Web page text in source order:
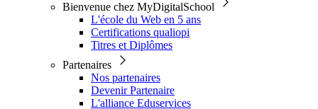
Bienvenue chez MyDigitalSchool
L'école du Web en 5 ans
Certifications qualiopi
Titres et Diplômes
Partenaires
Nos partenaires
Devenir Partenaire
L'alliance Eduservices